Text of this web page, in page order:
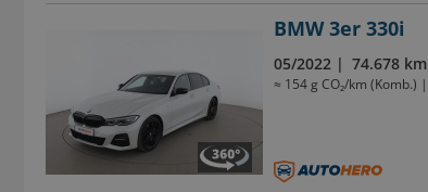
BMW 3er 330i
05/2022 74.678 km
≈ 154 g CO₂/km (Komb.)